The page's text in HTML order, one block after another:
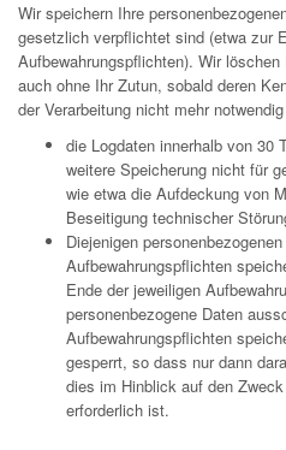
Wir speichern Ihre
gesetzlich verpflichtet sind (etwa zur
Aufbewahrungspflichten). Wir
auch ohne Ihr Zutun, sobald deren
der Verarbeitung nicht mehr
die Logdaten innerhalb von 30
weitere Speicherung nicht für
wie etwa die Aufdeckung von
Beseitigung technischer
Diejenigen
Aufbewahrungspflichten
Ende der jeweiligen
personenbezogene Daten
Aufbewahrungspflichten
gesperrt, so dass nur dann
dies im Hinblick auf den
erforderlich ist.